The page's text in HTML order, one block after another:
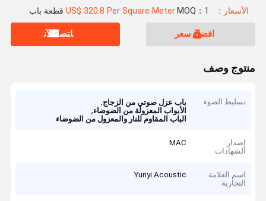
الأسعار：US$ 320.8 Per Square Meter MOQ：1 قطعة باب
افضل سعر ﺎﺘﺼﻟ ﺍﻶﻧ
منتوج وصف
تسليط الضوء باب عزل صوتي من الزجاج,
الأبواب المعزولة من الضوضاء,
الباب المقاوم للنار والمعزول من الضوضاء
إصدار
الشهادات
MAC
اسم العلامة
التجارية
Yunyi Acoustic